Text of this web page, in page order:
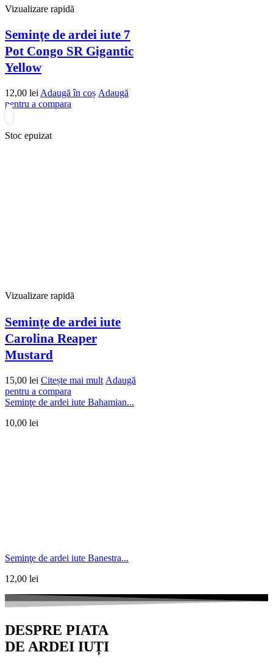
Vizualizare rapidă
Seminţe de ardei iute 7
Pot Congo SR Gigantic
Yellow
12,00 lei Adaugă în coș Adaugă
pentru a compara
Stoc epuizat
Vizualizare rapidă
Seminţe de ardei iute
Carolina Reaper
Mustard
15,00 lei Citește mai mult Adaugă
pentru a compara
Seminţe de ardei iute Bahamian...
10,00 lei
Seminţe de ardei iute Banestra...
12,00 lei
DESPRE PIATA
DE ARDEI IUȚI